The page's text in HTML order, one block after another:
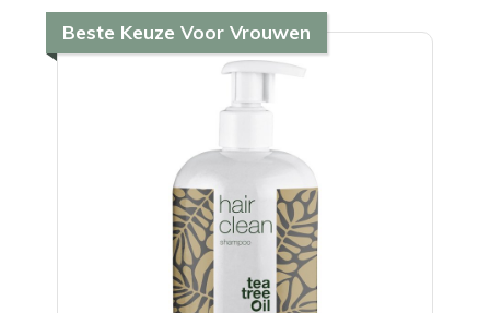
Beste Keuze Voor Vrouwen